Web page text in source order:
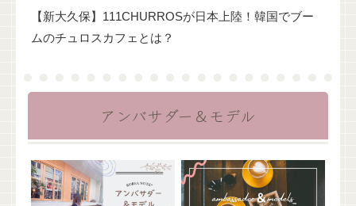
【新大久保】111CHURROSが日本上陸！韓国でブー
ムのチュロスカフェとは？
アンバサダー＆モデル